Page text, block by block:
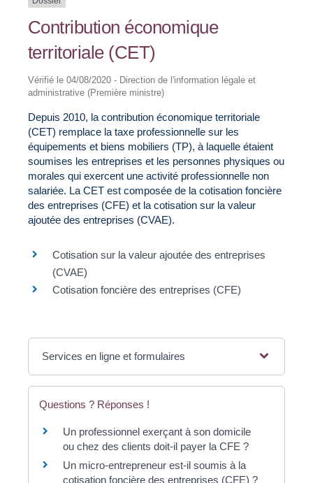
Contribution économique
territoriale (CET)
Vérifié le 04/08/2020 - Direction de l'information légale et
administrative (Première ministre)
Depuis 2010, la contribution économique territoriale
(CET) remplace la taxe professionnelle sur les
équipements et biens mobiliers (TP), à laquelle étaient
soumises les entreprises et les personnes physiques ou
morales qui exercent une activité professionnelle non
salariée. La CET est composée de la cotisation foncière
des entreprises (CFE) et la cotisation sur la valeur
ajoutée des entreprises (CVAE).
Cotisation sur la valeur ajoutée des entreprises
(CVAE)
Cotisation foncière des entreprises (CFE)
Services en ligne et formulaires
Questions ? Réponses !
Un professionnel exerçant à son domicile
ou chez des clients doit-il payer la CFE ?
Un micro-entrepreneur est-il soumis à la
cotisation foncière des entreprises (CFE) ?